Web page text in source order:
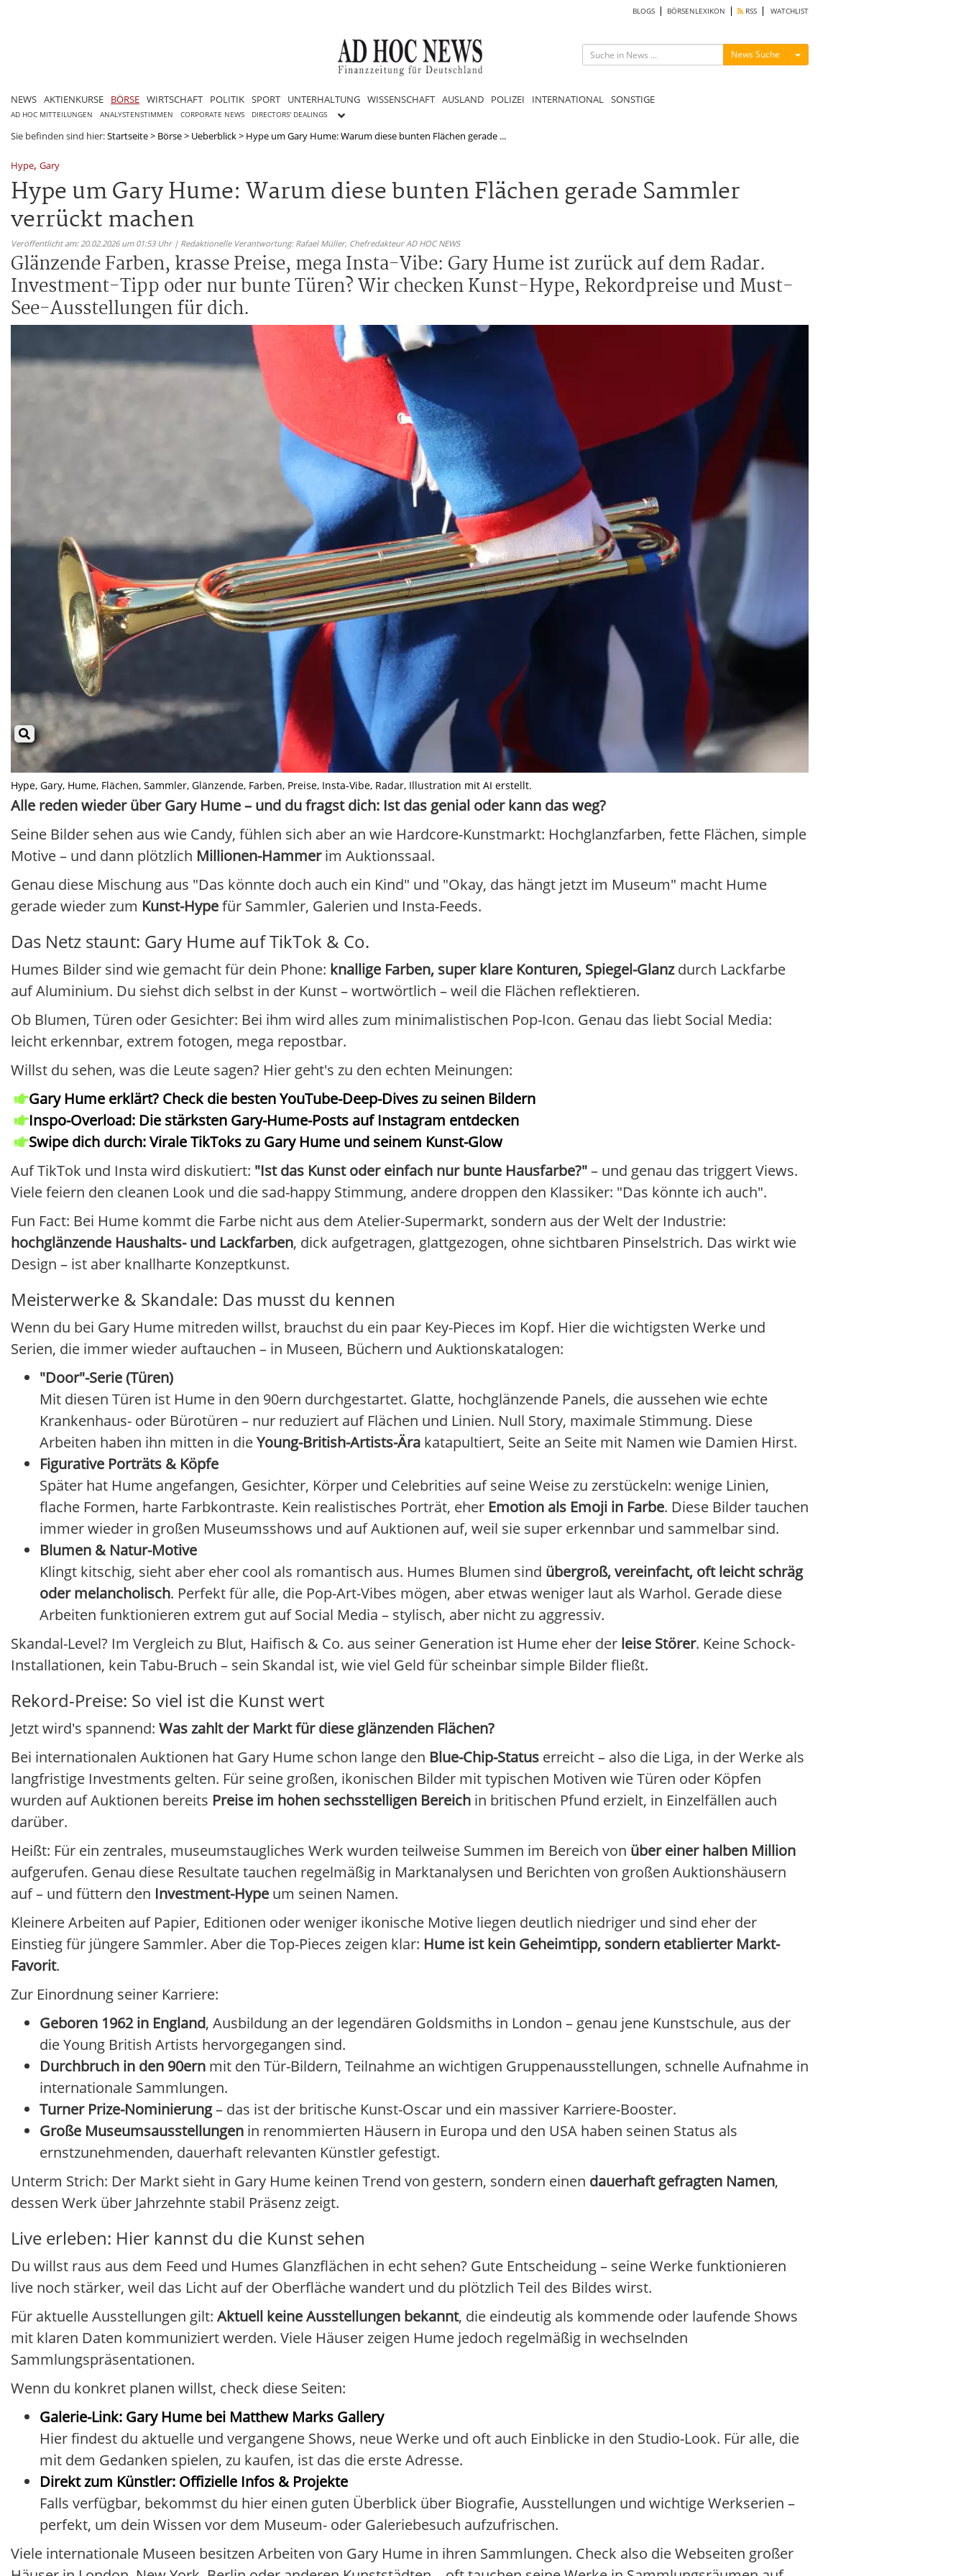
BLOGS BÖRSENLEXIKON RSS WATCHLIST
News Suche Menü ein-/ausblenden
NEWS AKTIENKURSE BÖRSE WIRTSCHAFT POLITIK SPORT UNTERHALTUNG WISSENSCHAFT AUSLAND POLIZEI INTERNATIONAL SONSTIGE
AD HOC MITTEILUNGEN ANALYSTENSTIMMEN CORPORATE NEWS DIRECTORS' DEALINGS
Sie befinden sind hier:Startseite> Börse> Ueberblick> Hype um Gary Hume: Warum diese bunten Flächen gerade ...
Hype, Gary
Hype um Gary Hume: Warum diese bunten Flächen gerade Sammler
verrückt machen
Veröffentlicht am: 20.02.2026 um 01:53 Uhr | Redaktionelle Verantwortung: Rafael Müller, Chefredakteur AD HOC NEWS
Glänzende Farben, krasse Preise, mega Insta-Vibe: Gary Hume ist zurück auf dem Radar.
Investment-Tipp oder nur bunte Türen? Wir checken Kunst-Hype, Rekordpreise und Must-
See-Ausstellungen für dich.
Hype, Gary, Hume, Flächen, Sammler, Glänzende, Farben, Preise, Insta-Vibe, Radar, Illustration mit AI erstellt.
Alle reden wieder über Gary Hume – und du fragst dich: Ist das genial oder kann das weg?
Seine Bilder sehen aus wie Candy, fühlen sich aber an wie Hardcore-Kunstmarkt: Hochglanzfarben, fette Flächen, simple
Motive – und dann plötzlich Millionen-Hammerim Auktionssaal.
Genau diese Mischung aus "Das könnte doch auch ein Kind" und "Okay, das hängt jetzt im Museum" macht Hume
gerade wieder zum Kunst-Hypefür Sammler, Galerien und Insta-Feeds.
Das Netz staunt: Gary Hume auf TikTok & Co.
Humes Bilder sind wie gemacht für dein Phone: knallige Farben, super klare Konturen, Spiegel-Glanzdurch Lackfarbe
auf Aluminium. Du siehst dich selbst in der Kunst – wortwörtlich – weil die Flächen reflektieren.
Ob Blumen, Türen oder Gesichter: Bei ihm wird alles zum minimalistischen Pop-Icon. Genau das liebt Social Media:
leicht erkennbar, extrem fotogen, mega repostbar.
Willst du sehen, was die Leute sagen? Hier geht's zu den echten Meinungen:
Gary Hume erklärt? Check die besten YouTube-Deep-Dives zu seinen Bildern
Inspo-Overload: Die stärksten Gary-Hume-Posts auf Instagram entdecken
Swipe dich durch: Virale TikToks zu Gary Hume und seinem Kunst-Glow
Auf TikTok und Insta wird diskutiert: "Ist das Kunst oder einfach nur bunte Hausfarbe?"– und genau das triggert Views.
Viele feiern den cleanen Look und die sad-happy Stimmung, andere droppen den Klassiker: "Das könnte ich auch".
Fun Fact: Bei Hume kommt die Farbe nicht aus dem Atelier-Supermarkt, sondern aus der Welt der Industrie:
hochglänzende Haushalts- und Lackfarben, dick aufgetragen, glattgezogen, ohne sichtbaren Pinselstrich. Das wirkt wie
Design – ist aber knallharte Konzeptkunst.
Meisterwerke & Skandale: Das musst du kennen
Wenn du bei Gary Hume mitreden willst, brauchst du ein paar Key-Pieces im Kopf. Hier die wichtigsten Werke und
Serien, die immer wieder auftauchen – in Museen, Büchern und Auktionskatalogen:
"Door"-Serie (Türen)
Mit diesen Türen ist Hume in den 90ern durchgestartet. Glatte, hochglänzende Panels, die aussehen wie echte
Krankenhaus- oder Bürotüren – nur reduziert auf Flächen und Linien. Null Story, maximale Stimmung. Diese
Arbeiten haben ihn mitten in dieYoung-British-Artists-Ära katapultiert, Seite an Seite mit Namen wie Damien Hirst.
Figurative Porträts & Köpfe
Später hat Hume angefangen, Gesichter, Körper und Celebrities auf seine Weise zu zerstückeln: wenige Linien,
flache Formen, harte Farbkontraste. Kein realistisches Porträt, eher Emotion als Emoji in Farbe. Diese Bilder tauchen
immer wieder in großen Museumsshows und auf Auktionen auf, weil sie super erkennbar und sammelbar sind.
Blumen & Natur-Motive
Klingt kitschig, sieht aber eher cool als romantisch aus. Humes Blumen sind übergroß, vereinfacht, oft leicht schräg
oder melancholisch. Perfekt für alle, die Pop-Art-Vibes mögen, aber etwas weniger laut als Warhol. Gerade diese
Arbeiten funktionieren extrem gut auf Social Media – stylisch, aber nicht zu aggressiv.
Skandal-Level? Im Vergleich zu Blut, Haifisch & Co. aus seiner Generation ist Hume eher der leise Störer. Keine Schock-
Installationen, kein Tabu-Bruch – sein Skandal ist, wie viel Geld für scheinbar simple Bilder fließt.
Rekord-Preise: So viel ist die Kunst wert
Jetzt wird's spannend: Was zahlt der Markt für diese glänzenden Flächen?
Bei internationalen Auktionen hat Gary Hume schon lange den Blue-Chip-Status erreicht – also die Liga, in der Werke als
langfristige Investments gelten. Für seine großen, ikonischen Bilder mit typischen Motiven wie Türen oder Köpfen
wurden auf Auktionen bereits Preise im hohen sechsstelligen Bereich in britischen Pfund erzielt, in Einzelfällen auch
darüber.
Heißt: Für ein zentrales, museumstaugliches Werk wurden teilweise Summen im Bereich von über einer halben Million
aufgerufen. Genau diese Resultate tauchen regelmäßig in Marktanalysen und Berichten von großen Auktionshäusern
auf – und füttern den Investment-Hype um seinen Namen.
Kleinere Arbeiten auf Papier, Editionen oder weniger ikonische Motive liegen deutlich niedriger und sind eher der
Einstieg für jüngere Sammler. Aber die Top-Pieces zeigen klar: Hume ist kein Geheimtipp, sondern etablierter Markt-
Favorit.
Zur Einordnung seiner Karriere:
Geboren 1962 in England, Ausbildung an der legendären Goldsmiths in London – genau jene Kunstschule, aus der
die Young British Artists hervorgegangen sind.
Durchbruch in den 90ern mit den Tür-Bildern, Teilnahme an wichtigen Gruppenausstellungen, schnelle Aufnahme in
internationale Sammlungen.
Turner Prize-Nominierung– das ist der britische Kunst-Oscar und ein massiver Karriere-Booster.
Große Museumsausstellungen in renommierten Häusern in Europa und den USA haben seinen Status als
ernstzunehmenden, dauerhaft relevanten Künstler gefestigt.
Unterm Strich: Der Markt sieht in Gary Hume keinen Trend von gestern, sondern einen dauerhaft gefragten Namen,
dessen Werk über Jahrzehnte stabil Präsenz zeigt.
Live erleben: Hier kannst du die Kunst sehen
Du willst raus aus dem Feed und Humes Glanzflächen in echt sehen? Gute Entscheidung – seine Werke funktionieren
live noch stärker, weil das Licht auf der Oberfläche wandert und du plötzlich Teil des Bildes wirst.
Für aktuelle Ausstellungen gilt: Aktuell keine Ausstellungen bekannt, die eindeutig als kommende oder laufende Shows
mit klaren Daten kommuniziert werden. Viele Häuser zeigen Hume jedoch regelmäßig in wechselnden
Sammlungspräsentationen.
Wenn du konkret planen willst, check diese Seiten:
Galerie-Link: Gary Hume bei Matthew Marks Gallery
Hier findest du aktuelle und vergangene Shows, neue Werke und oft auch Einblicke in den Studio-Look. Für alle, die
mit dem Gedanken spielen, zu kaufen, ist das die erste Adresse.
Direkt zum Künstler: Offizielle Infos & Projekte
Falls verfügbar, bekommst du hier einen guten Überblick über Biografie, Ausstellungen und wichtige Werkserien –
perfekt, um dein Wissen vor dem Museum- oder Galeriebesuch aufzufrischen.
Viele internationale Museen besitzen Arbeiten von Gary Hume in ihren Sammlungen. Check also die Webseiten großer